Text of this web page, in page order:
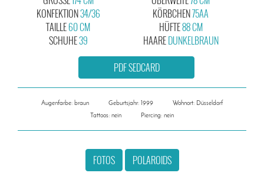
KONFEKTION34/36
KÖRBCHEN75AA
TAILLE60 CM
SCHUHE39
HÜFTE88 CM
HAAREDUNKELBRAUN
PDF SEDCARD
Augenfarbe: braun Geburtsjahr: 1999
Wohnort: Düsseldorf
Tattoos: nein
Piercing: nein
FOTOS POLAROIDS